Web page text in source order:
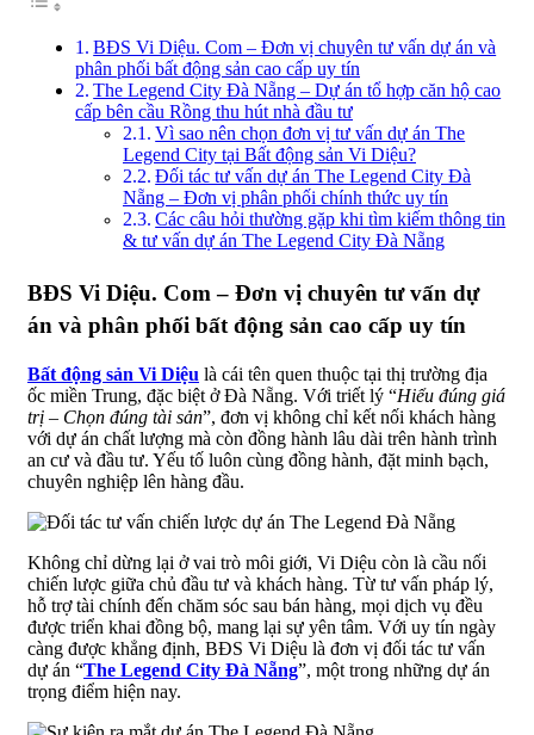
BĐS Vi Diệu. Com – Đơn vị chuyên tư vấn dự án và
phân phối bất động sản cao cấp uy tín
The Legend City Đà Nẵng – Dự án tổ hợp căn hộ cao
cấp bên cầu Rồng thu hút nhà đầu tư
Vì sao nên chọn đơn vị tư vấn dự án The
Legend City tại Bất động sản Vi Diệu?
Đối tác tư vấn dự án The Legend City Đà
Nẵng – Đơn vị phân phối chính thức uy tín
Các câu hỏi thường gặp khi tìm kiếm thông tin
& tư vấn dự án The Legend City Đà Nẵng
BĐS Vi Diệu. Com – Đơn vị chuyên tư vấn dự
án và phân phối bất động sản cao cấp uy tín
Bất động sản Vi Diệu là cái tên quen thuộc tại thị trường địa
ốc miền Trung, đặc biệt ở Đà Nẵng. Với triết lý “Hiểu đúng giá
trị – Chọn đúng tài sản”, đơn vị không chỉ kết nối khách hàng
với dự án chất lượng mà còn đồng hành lâu dài trên hành trình
an cư và đầu tư. Yếu tố luôn cùng đồng hành, đặt minh bạch,
chuyên nghiệp lên hàng đầu.
Không chỉ dừng lại ở vai trò môi giới, Vi Diệu còn là cầu nối
chiến lược giữa chủ đầu tư và khách hàng. Từ tư vấn pháp lý,
hỗ trợ tài chính đến chăm sóc sau bán hàng, mọi dịch vụ đều
được triển khai đồng bộ, mang lại sự yên tâm. Với uy tín ngày
càng được khẳng định, BĐS Vi Diệu là đơn vị đối tác tư vấn
dự án “The Legend City Đà Nẵng”, một trong những dự án
trọng điểm hiện nay.